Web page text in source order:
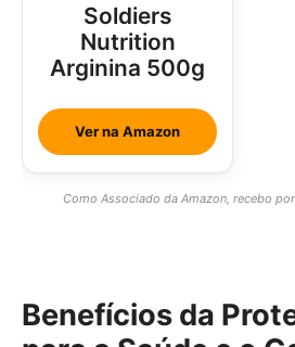
Soldiers
Nutrition
Arginina 500g
Ver na Amazon
Como Associado da Amazon, recebo
Benefícios da